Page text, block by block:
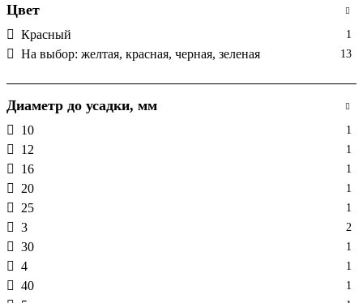
Цвет
Красный 1
На выбор: желтая, красная, черная, зеленая 13
Диаметр до усадки, мм
10 1
12 1
16 1
20 1
25 1
3 2
30 1
4 1
40 1